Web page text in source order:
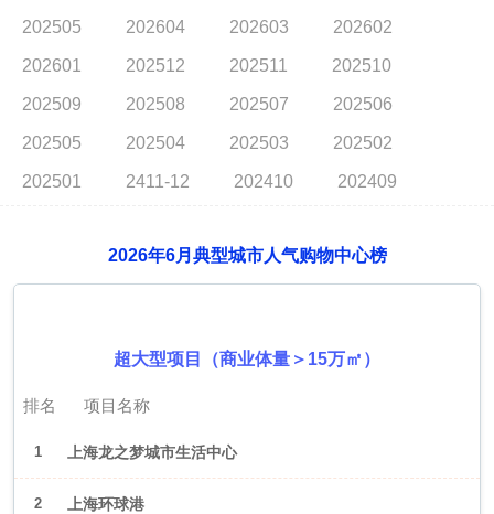
202505
202604 202603 202602
202601 202512 202511 202510
202509 202508 202507 202506
202505 202504 202503 202502
202501 2411-12 202410 202409
2026年6月典型城市人气购物中心榜
超大型项目（商业体量＞15万㎡）
排名 项目名称
1 上海龙之梦城市生活中心
2 上海环球港